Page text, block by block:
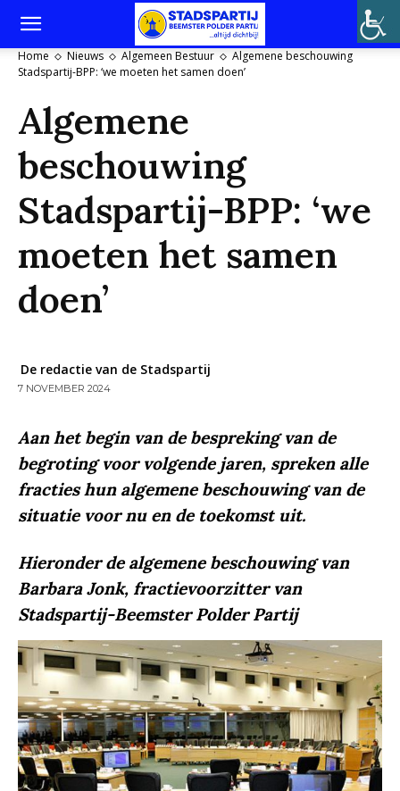
Home Nieuws Algemeen Bestuur
Algemene beschouwing
Stadspartij-BPP: ‘we moeten het samen doen’
Algemene
beschouwing
Stadspartij-BPP: ‘we
moeten het samen
doen’
De redactie van de Stadspartij
7 NOVEMBER 2024
Aan het begin van de bespreking van de
begroting voor volgende jaren, spreken alle
fracties hun algemene beschouwing van de
situatie voor nu en de toekomst uit.
Hieronder de algemene beschouwing van
Barbara Jonk, fractievoorzitter van
Stadspartij-Beemster Polder Partij